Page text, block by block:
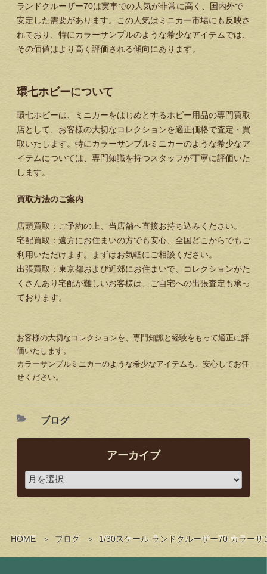
HOME ブログ 1/30スケール ランドクルーザー70 カラー
ランドクルーザー70は実車での人気が非常に高く、国内外で
安定した需要があります。この人気はミニカー市場にも反映さ
れており、特にカラーサンプルのような希少なアイテムでは、
その価値はより高く評価される傾向にあります。
環七ホビーについて
環七ホビーは、ミニカーをはじめとするホビー用品の専門買取
店として、お客様の大切なコレクションを適正価格で査定・買
取いたします。特にカラーサンプルミニカーのような希少なア
イテムについては、専門知識を持つスタッフが丁寧に評価いた
します。
買取方法のご案内
店頭買取：ご予約の上、当店舗へ直接お持ち込みください。
宅配買取：遠方にお住まいの方でも安心、全国どこからでもご
利用いただけます。まずはお気軽にご相談ください。
出張買取：東京都および近郊にお住まいで、コレクションがた
くさんあり宅配が難しいお客様は、ご自宅への出張査定も承っ
ております。
お客様の大切なコレクションを、専門知識と経験をもって適正に評
価いたします。
カラーサンプルミニカーのような希少なアイテムも、安心してお任
せください。
ブログ
アーカイブ